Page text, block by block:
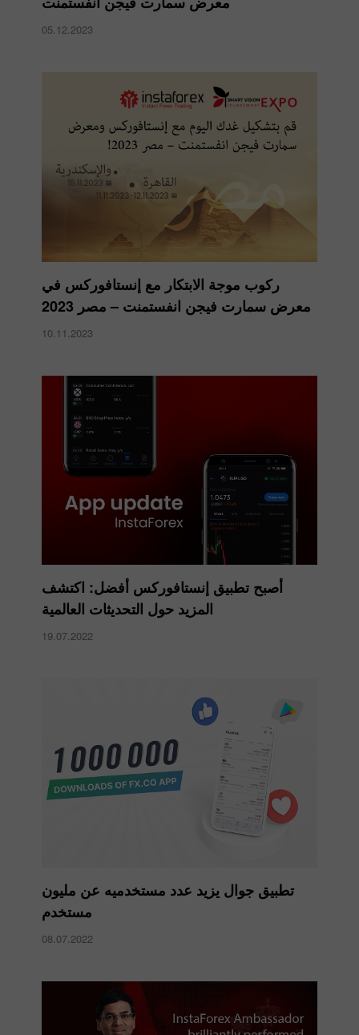
05.12.2023
ركوب موجة الابتكار مع إنستافوركس في
معرض سمارت فيجن انفستمنت – مصر 2023
10.11.2023
أصبح تطبيق إنستافوركس أفضل: اكتشف
المزيد حول التحديثات العالمية
19.07.2022
تطبيق جوال يزيد عدد مستخدميه عن مليون
مستخدم
08.07.2022